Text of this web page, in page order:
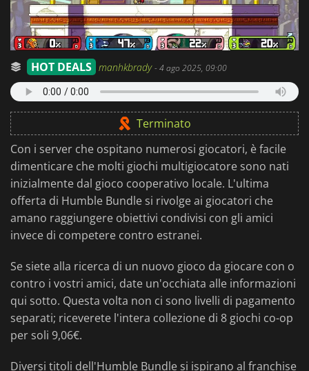
HOT DEALS manhkbrady-4 ago 2025, 09:00
Terminato
Con i server che ospitano numerosi giocatori, è facile
dimenticare che molti giochi multigiocatore sono nati
inizialmente dal gioco cooperativo locale. L'ultima
offerta di Humble Bundle si rivolge ai giocatori che
amano raggiungere obiettivi condivisi con gli amici
invece di competere contro estranei.
Se siete alla ricerca di un nuovo gioco da giocare con o
contro i vostri amici, date un'occhiata alle informazioni
qui sotto. Questa volta non ci sono livelli di pagamento
separati; riceverete l'intera collezione di 8 giochi co-op
per soli 9,06€.
Diversi titoli dell'Humble Bundle si ispirano al franchise